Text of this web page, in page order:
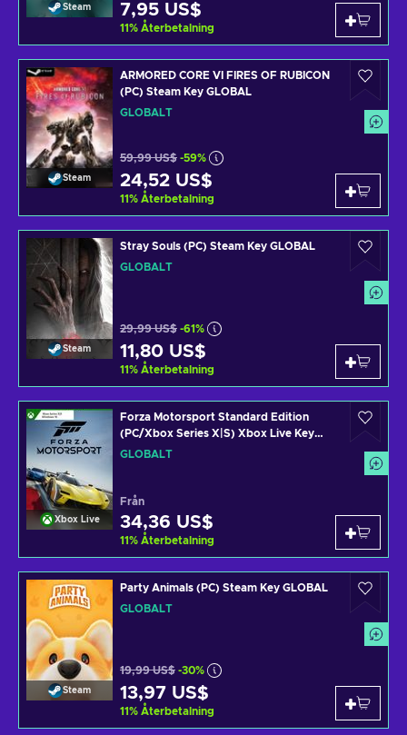
Steam 7,95 US$
11% Återbetalning
Steam
ARMORED CORE VI FIRES OF RUBICON
(PC) Steam Key GLOBAL
GLOBALT
59,99 US$ -59%
24,52 US$
11% Återbetalning
Steam
Stray Souls (PC) Steam Key GLOBAL
GLOBALT
29,99 US$ -61%
11,80 US$
11% Återbetalning
Xbox Live
Forza Motorsport Standard Edition
(PC/Xbox Series X|S) Xbox Live Key
GLOBAL
GLOBALT
Från
34,36 US$
11% Återbetalning
Steam
Party Animals (PC) Steam Key GLOBAL
GLOBALT
19,99 US$ -30%
13,97 US$
11% Återbetalning